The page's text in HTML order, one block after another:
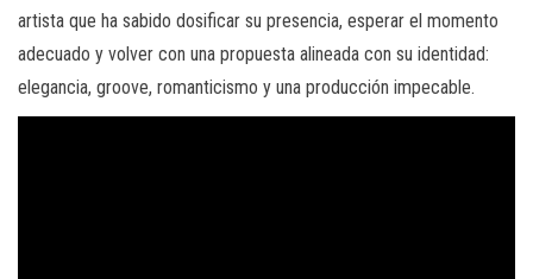
artista que ha sabido dosificar su presencia, esperar el momento
adecuado y volver con una propuesta alineada con su identidad:
elegancia, groove, romanticismo y una producción impecable.